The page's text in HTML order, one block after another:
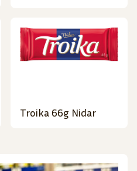
Troika 66g Nidar